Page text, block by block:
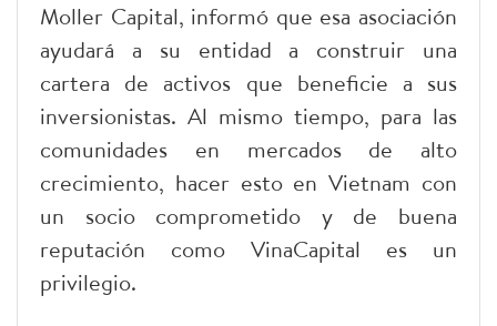
Moller Capital, informó que esa asociación
ayudará a su entidad a construir una
cartera de activos que beneficie a sus
inversionistas. Al mismo tiempo, para las
comunidades en mercados de alto
crecimiento, hacer esto en Vietnam con
un socio comprometido y de buena
reputación como VinaCapital es un
privilegio.